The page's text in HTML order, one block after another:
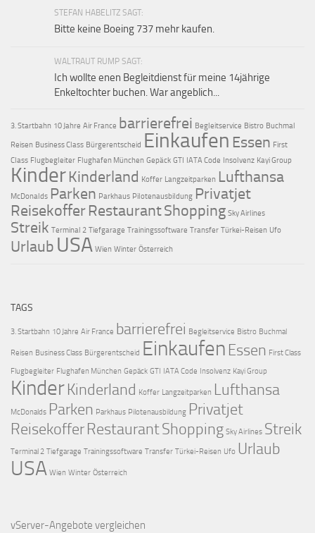
STEFAN HABELITZ SAGT:
Bitte keine Boeing 737 mehr kaufen.
WALTRAUT RUMP SAGT:
Ich wollte enen Begleitdienst für meine 14jährige
Enkeltochter buchen. War angeblich...
3. Startbahn 10 Jahre Air France barrierefrei Begleitservice Bistro Buchmal
Reisen Business Class Bürgerentscheid Einkaufen Essen First
Class Flugbegleiter Flughafen München Gepäck GTI IATA Code Insolvenz Kayi Group
KinderKinderland Koffer Langzeitparken Lufthansa
McDonalds Parken Parkhaus Pilotenausbildung Privatjet
ReisekofferRestaurantShopping Sky Airlines
Streik Terminal 2 Tiefgarage Trainingssoftware Transfer Türkei-Reisen Ufo
Urlaub USA Wien Winter Österreich
TAGS
3. Startbahn 10 Jahre Air France barrierefrei Begleitservice Bistro Buchmal
Reisen Business Class Bürgerentscheid Einkaufen Essen First Class
Flugbegleiter Flughafen München Gepäck GTI IATA Code Insolvenz Kayi Group
KinderKinderland Koffer Langzeitparken Lufthansa
McDonalds Parken Parkhaus Pilotenausbildung Privatjet
ReisekofferRestaurantShopping Sky Airlines Streik
Terminal 2 Tiefgarage Trainingssoftware Transfer Türkei-Reisen Ufo Urlaub
USA Wien Winter Österreich
vServer-Angebote vergleichen